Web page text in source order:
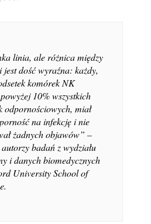
linia, ale różnica między
jest dość wyraźna: każdy,
komórek NK
10% wszystkich
odpornościowych, miał
na infekcję i nie
żadnych objawów” –
badań z wydziału
i danych biomedycznych
University School of